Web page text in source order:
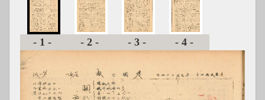
-1- -2- -3- -4-